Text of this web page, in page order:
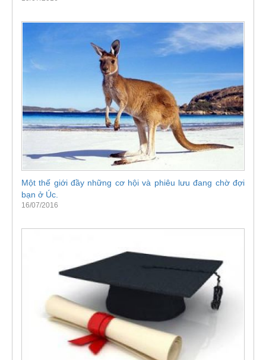
Một thế giới đầy những cơ hội và phiêu lưu đang chờ đợi
bạn ở Úc.
16/07/2016